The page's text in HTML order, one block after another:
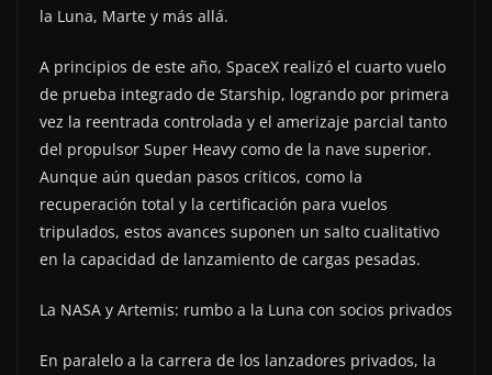
la Luna, Marte y más allá.
A principios de este año, SpaceX realizó el cuarto vuelo
de prueba integrado de Starship, logrando por primera
vez la reentrada controlada y el amerizaje parcial tanto
del propulsor Super Heavy como de la nave superior.
Aunque aún quedan pasos críticos, como la
recuperación total y la certificación para vuelos
tripulados, estos avances suponen un salto cualitativo
en la capacidad de lanzamiento de cargas pesadas.
La NASA y Artemis: rumbo a la Luna con socios privados
En paralelo a la carrera de los lanzadores privados, la